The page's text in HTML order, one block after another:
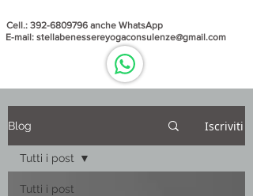
Cell.: 392-6809796 anche WhatsApp
E-mail: stellabenessereyogaconsulenze@gmail.com
Blog Iscriviti
Tutti i post
Tutti i post